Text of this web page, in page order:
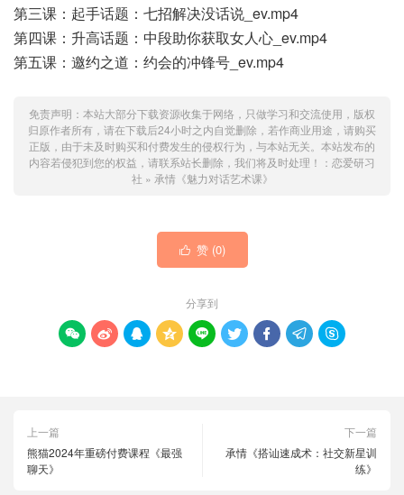
第三课：起手话题：七招解决没话说_ev.mp4
第四课：升高话题：中段助你获取女人心_ev.mp4
第五课：邀约之道：约会的冲锋号_ev.mp4
免责声明：本站大部分下载资源收集于网络，只做学习和交流使用，版权
归原作者所有，请在下载后24小时之内自觉删除，若作商业用途，请购买
正版，由于未及时购买和付费发生的侵权行为，与本站无关。本站发布的
内容若侵犯到您的权益，请联系站长删除，我们将及时处理！： 恋爱研习
社 » 承情《魅力对话艺术课》
 赞 (0)
分享到
        
上一篇
熊猫2024年重磅付费课程《最强
聊天》
下一篇
承情《搭讪速成术：社交新星训
练》